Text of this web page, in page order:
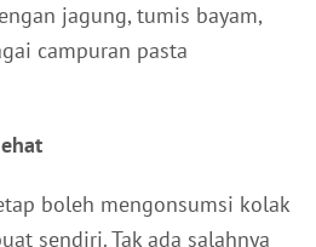
jagung, tumis bayam,
campuran pasta
boleh mengonsumsi kolak
sendiri. Tak ada salahnya